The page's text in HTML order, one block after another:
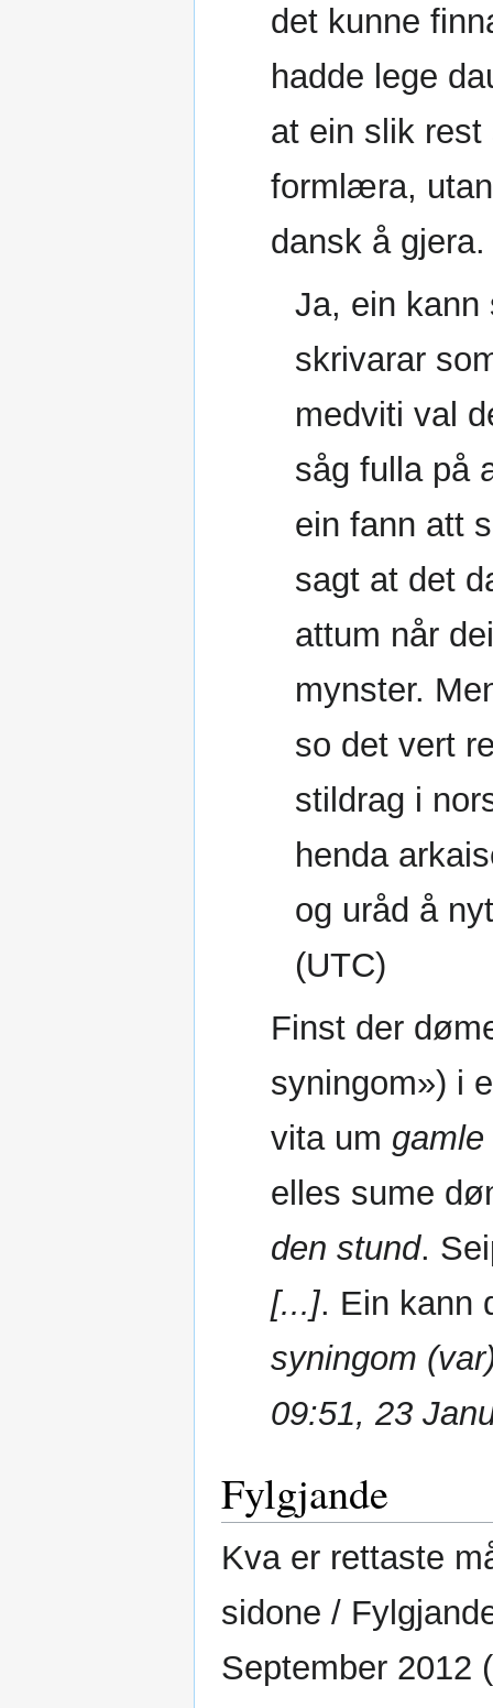
det kunne
hadde lege
at ein slik
formlæra,
dansk å
Ja, ein kann
skrivarar
medviti val
såg fulla på
ein fann att
sagt at det
attum når
mynster.
so det vert
stildrag i
henda
og uråd å
(UTC)
Finst der
syningom») i
vita um gamle
elles sume
den stund.
[...]. Ein kann
syningom
09:51, 23
Fylgjande
Kva er rettaste
sidone /
September 2012